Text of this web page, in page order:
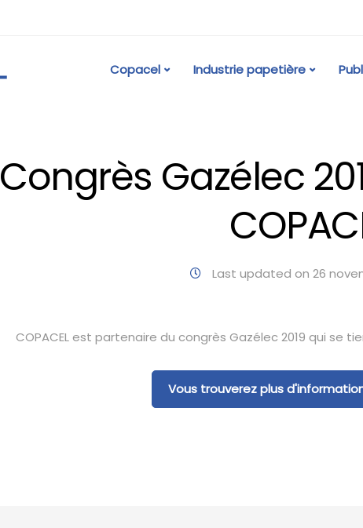
Copacel Industrie papetière
Congrès Gazélec
Last updated on 26
COPACEL est partenaire du congrès Gazélec 2019 qui se
Vous trouverez plus